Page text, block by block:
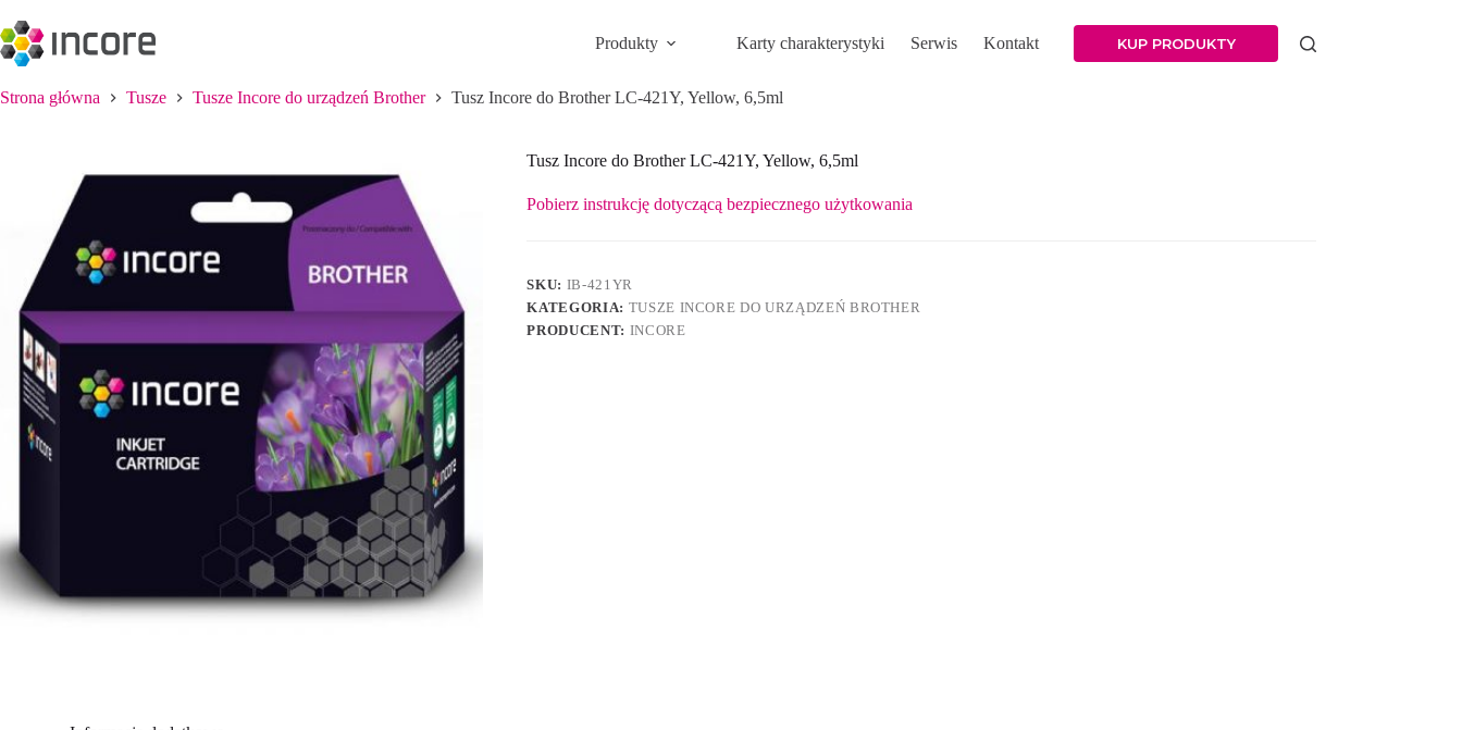
do
treści
Produkty Karty charakterystyki Serwis Kontakt KUP PRODUKTY
Strona główna Tusze Tusze Incore do urządzeń Brother Tusz Incore do Brother LC-421Y, Yellow, 6,5ml
Tusz Incore do Brother LC-421Y, Yellow, 6,5ml
Pobierz instrukcję dotyczącą bezpiecznego użytkowania
SKU: IB-421YR
KATEGORIA: TUSZE INCORE DO URZĄDZEŃ BROTHER
PRODUCENT: INCORE